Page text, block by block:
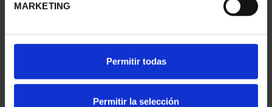
MARKETING
Permitir todas
Permitir la selección
MARÍA DE MAEZTU
140,00 €